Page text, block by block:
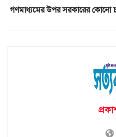
গণমাধ্যমের উপর সরকারের কোনো